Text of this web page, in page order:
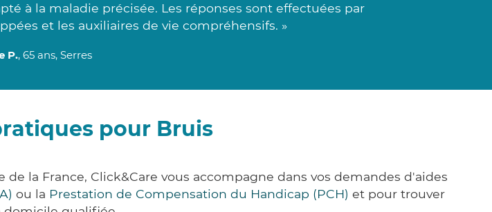
à la maladie précisée. Les réponses sont effectuées par
et les auxiliaires de vie compréhensifs. »
P., 65 ans, Serres
pour Bruis
la France, Click&Care vous accompagne dans vos demandes d'aides
ou la Prestation de Compensation du Handicap (PCH) et pour trouver